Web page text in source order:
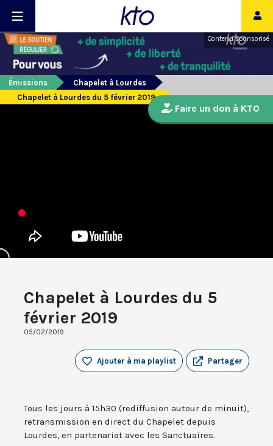
Contenu sponsorisé
Émissions
Chapelet à Lourdes
Chapelet à Lourdes du 5 février 2019
Chapelet à Lourdes du 5
février 2019
05/02/2019
Partager
Ajouter à ma playlist
Tous les jours à 15h30 (rediffusion autour de minuit),
retransmission en direct du Chapelet depuis
Lourdes, en partenariat avec les Sanctuaires.
Faire un don à KTO